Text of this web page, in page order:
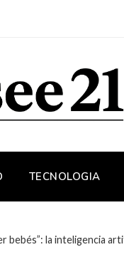
TECNOLOGIA
bebés”: la inteligencia